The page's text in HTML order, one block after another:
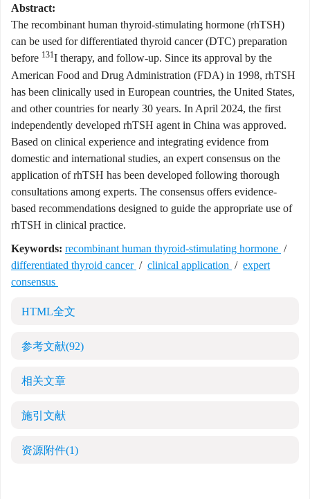
Abstract:
The recombinant human thyroid-stimulating hormone (rhTSH)
can be used for differentiated thyroid cancer (DTC) preparation
before 131I therapy, and follow-up. Since its approval by the
American Food and Drug Administration (FDA) in 1998, rhTSH
has been clinically used in European countries, the United States,
and other countries for nearly 30 years. In April 2024, the first
independently developed rhTSH agent in China was approved.
Based on clinical experience and integrating evidence from
domestic and international studies, an expert consensus on the
application of rhTSH has been developed following thorough
consultations among experts. The consensus offers evidence-
based recommendations designed to guide the appropriate use of
rhTSH in clinical practice.
Keywords: recombinant human thyroid-stimulating hormone /
differentiated thyroid cancer / clinical application / expert
consensus
HTML全文
参考文献(92)
相关文章
施引文献
资源附件(1)